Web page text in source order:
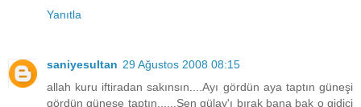
Yanıtla
saniyesultan 29 Ağustos 2008 08:15
allah kuru iftiradan sakınsın....Ayı gördün aya taptın güneşi
gördün güneşe taptın......Sen gülay'ı bırak bana bak o gidiçi